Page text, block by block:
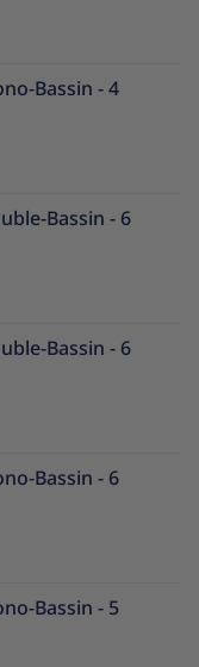
Bassin - 4
Bassin - 6
Bassin - 6
Bassin - 6
Bassin - 5